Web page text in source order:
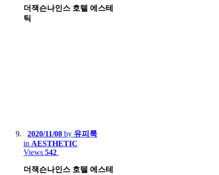
더잭슨나인스 호텔 에스테
틱
2020/11/08 by 유피룩
in AESTHETIC
Views 542
더잭슨나인스 호텔 에스테